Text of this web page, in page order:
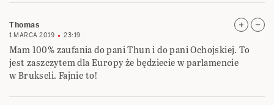
Thomas
1 MARCA 2019 23:19
Mam 100% zaufania do pani Thun i do pani Ochojskiej. To
jest zaszczytem dla Europy że będziecie w parlamencie
w Brukseli. Fajnie to!